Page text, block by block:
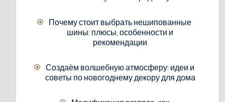
Почему стоит выбрать нешипованные
шины: плюсы, особенности и
рекомендации
Создаём волшебную атмосферу: идеи и
советы по новогоднему декору для дома